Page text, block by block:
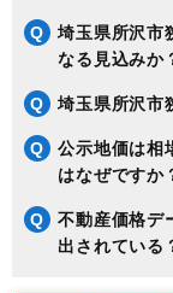
Q
埼玉県所沢市
なる見込みか
Q 埼玉県所沢市
Q
公示地価は相
はなぜですか
Q
不動産価格デ
出されている